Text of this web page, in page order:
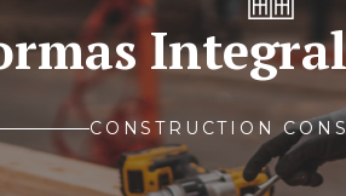
CONSTRUCTION